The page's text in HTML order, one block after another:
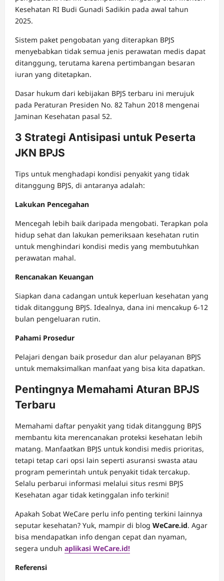
Kesehatan RI Budi Gunadi Sadikin pada awal tahun
2025.
Sistem paket pengobatan yang diterapkan BPJS
menyebabkan tidak semua jenis perawatan medis dapat
ditanggung, terutama karena pertimbangan besaran
iuran yang ditetapkan.
Dasar hukum dari kebijakan BPJS terbaru ini merujuk
pada Peraturan Presiden No. 82 Tahun 2018 mengenai
Jaminan Kesehatan pasal 52.
3 Strategi Antisipasi untuk Peserta
JKN BPJS
Tips untuk menghadapi kondisi penyakit yang tidak
ditanggung BPJS, di antaranya adalah:
Lakukan Pencegahan
Mencegah lebih baik daripada mengobati. Terapkan pola
hidup sehat dan lakukan pemeriksaan kesehatan rutin
untuk menghindari kondisi medis yang membutuhkan
perawatan mahal.
Rencanakan Keuangan
Siapkan dana cadangan untuk keperluan kesehatan yang
tidak ditanggung BPJS. Idealnya, dana ini mencakup 6-12
bulan pengeluaran rutin.
Pahami Prosedur
Pelajari dengan baik prosedur dan alur pelayanan BPJS
untuk memaksimalkan manfaat yang bisa kita dapatkan.
Pentingnya Memahami Aturan BPJS
Terbaru
Memahami daftar penyakit yang tidak ditanggung BPJS
membantu kita merencanakan proteksi kesehatan lebih
matang. Manfaatkan BPJS untuk kondisi medis prioritas,
tetapi tetap cari opsi lain seperti asuransi swasta atau
program pemerintah untuk penyakit tidak tercakup.
Selalu perbarui informasi melalui situs resmi BPJS
Kesehatan agar tidak ketinggalan info terkini!
Apakah Sobat WeCare perlu info penting terkini lainnya
seputar kesehatan? Yuk, mampir di blog WeCare.id. Agar
bisa mendapatkan info dengan cepat dan nyaman,
segera unduh aplikasi WeCare.id!
Referensi